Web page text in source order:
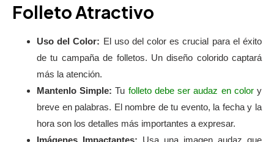
Folleto Atractivo
Uso del Color: El uso del color es crucial para el éxito
de tu campaña de folletos. Un diseño colorido captará
más la atención.
Mantenlo Simple: Tu folleto debe ser audaz en colory
breve en palabras. El nombre de tu evento, la fecha y la
hora son los detalles más importantes a expresar.
Imágenes Impactantes: Usa una imagen audaz que